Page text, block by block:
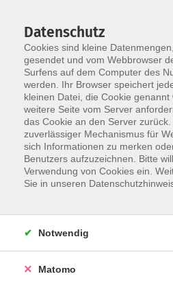
Skip to main content
You are here:
über uns unsere
Ginsel, Toni
Online: Microsoft 365 -
Freitag, 29.05., 18.00-21.15 Uhr
09.00-16.00 Uhr
Datenschutz
Cookies sind kleine
gesendet und vom Webbrowser
Surfens auf dem Computer des
werden. Ihr Browser speichert
kleinen Datei, die Cookie genannt
weitere Seite vom Server
das Cookie an den Server
zuverlässiger Mechanismus für
sich Informationen zu merken
Benutzers aufzuzeichnen. Bitte
Verwendung von Cookies ein.
Sie in unseren
Notwendig
Matomo